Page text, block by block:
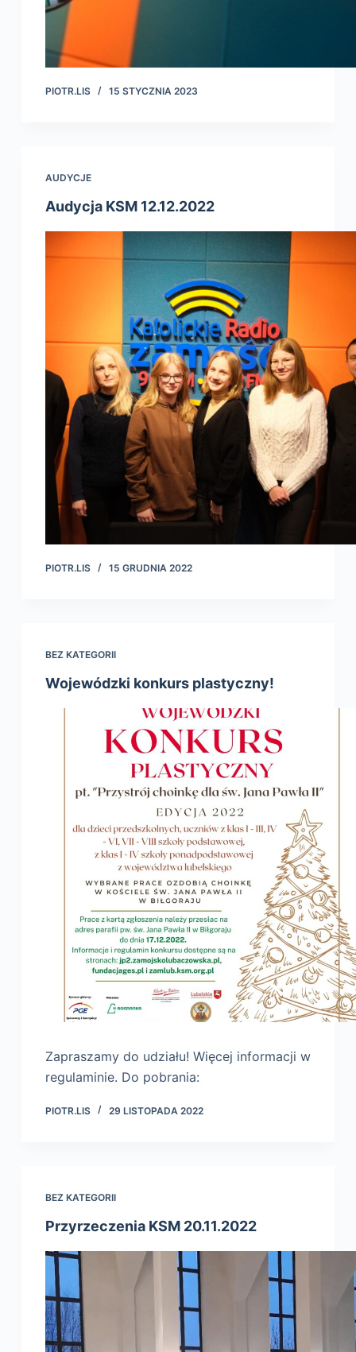
PIOTR.LIS 15 STYCZNIA 2023
AUDYCJE
Audycja KSM 12.12.2022
PIOTR.LIS 15 GRUDNIA 2022
BEZ KATEGORII
Wojewódzki konkurs plastyczny!
Zapraszamy do udziału! Więcej informacji w
regulaminie. Do pobrania:
PIOTR.LIS 29 LISTOPADA 2022
BEZ KATEGORII
Przyrzeczenia KSM 20.11.2022